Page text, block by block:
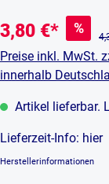
3,80 €* %
Preise inkl. MwSt.
innerhalb
Artikel lieferbar.
Lieferzeit-Info: hier
Herstellerinformationen